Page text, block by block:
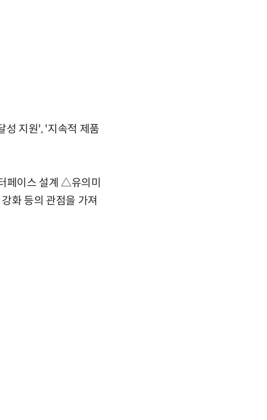
성 지원', '지속적 제품
페이스 설계 △유의미
화 등의 관점을 가져